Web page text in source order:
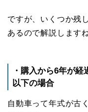
ですが、いくつか残
あるので解説しますね
・購入から6年が
以下の場合
自動車って年式が古